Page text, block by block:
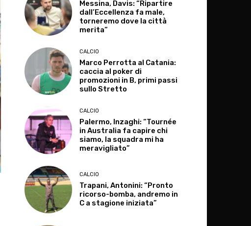
Messina, Davis: “Ripartire
dall’Eccellenza fa male,
torneremo dove la città
merita”
CALCIO
Marco Perrotta al Catania:
caccia al poker di
promozioni in B, primi passi
sullo Stretto
CALCIO
Palermo, Inzaghi: “Tournée
in Australia fa capire chi
siamo, la squadra mi ha
meravigliato”
CALCIO
Trapani, Antonini: “Pronto
ricorso-bomba, andremo in
C a stagione iniziata”